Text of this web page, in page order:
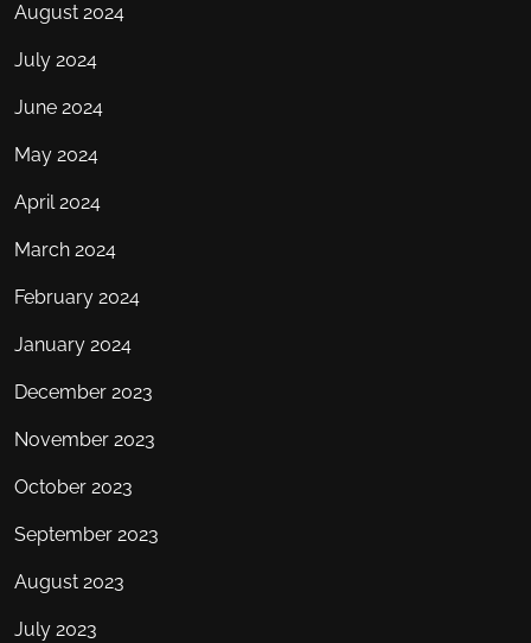
August 2024
July 2024
June 2024
May 2024
April 2024
March 2024
February 2024
January 2024
December 2023
November 2023
October 2023
September 2023
August 2023
July 2023